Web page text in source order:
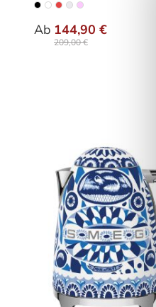
Ab 144,90 €
209,00 €